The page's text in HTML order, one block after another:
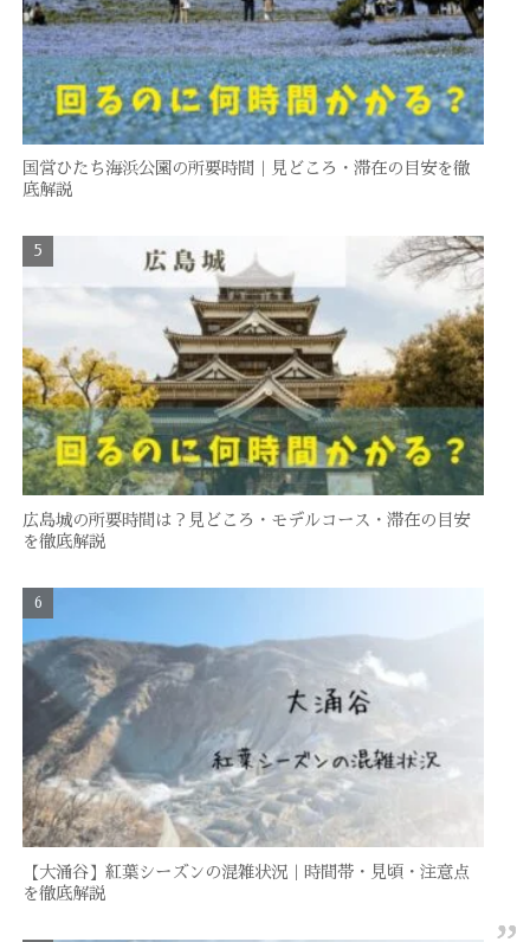
国営ひたち海浜公園の所要時間｜見どころ・滞在の目安を徹
底解説
広島城の所要時間は？見どころ・モデルコース・滞在の目安
を徹底解説
【大涌谷】紅葉シーズンの混雑状況｜時間帯・見頃・注意点
を徹底解説